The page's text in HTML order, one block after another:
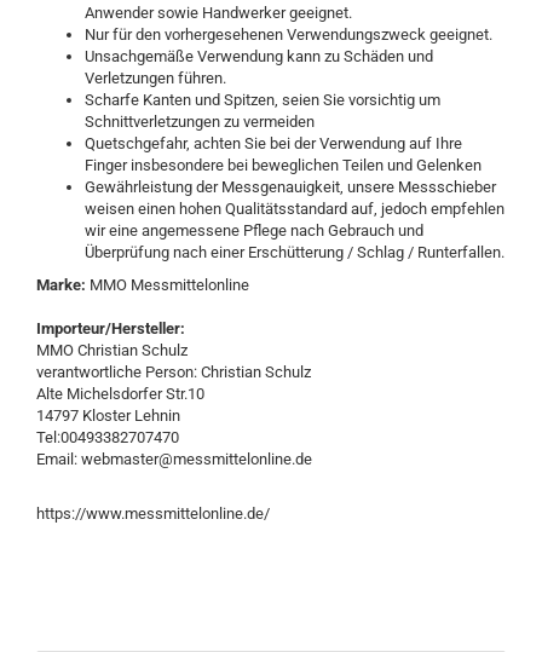
Anwender sowie Handwerker geeignet.
Nur für den vorhergesehenen Verwendungszweck geeignet.
Unsachgemäße Verwendung kann zu Schäden und
Verletzungen führen.
Scharfe Kanten und Spitzen, seien Sie vorsichtig um
Schnittverletzungen zu vermeiden
Quetschgefahr, achten Sie bei der Verwendung auf Ihre
Finger insbesondere bei beweglichen Teilen und Gelenken
Gewährleistung der Messgenauigkeit, unsere Messschieber
weisen einen hohen Qualitätsstandard auf, jedoch empfehlen
wir eine angemessene Pflege nach Gebrauch und
Überprüfung nach einer Erschütterung / Schlag / Runterfallen.
Marke: MMO Messmittelonline
Importeur/Hersteller:
MMO Christian Schulz
verantwortliche Person: Christian Schulz
Alte Michelsdorfer Str.10
14797 Kloster Lehnin
Tel:00493382707470
Email: webmaster@messmittelonline.de
https://www.messmittelonline.de/